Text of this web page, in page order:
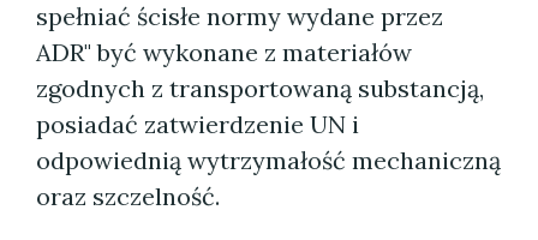
spełniać ścisłe normy wydane przez
ADR" być wykonane z materiałów
zgodnych z transportowaną substancją,
posiadać zatwierdzenie UN i
odpowiednią wytrzymałość mechaniczną
oraz szczelność.